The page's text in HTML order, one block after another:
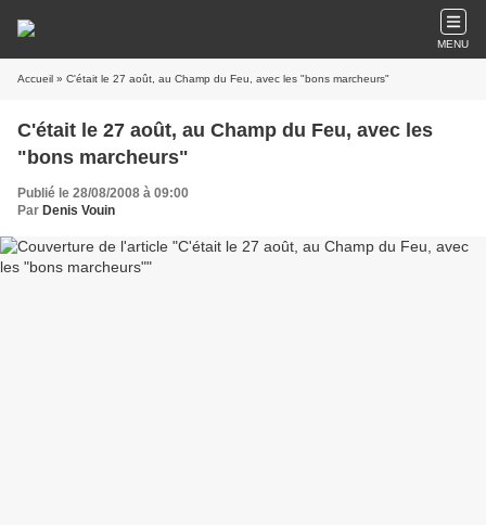
MENU
Accueil » C'était le 27 août, au Champ du Feu, avec les "bons marcheurs"
C'était le 27 août, au Champ du Feu, avec les
"bons marcheurs"
Publié le 28/08/2008 à 09:00
Par Denis Vouin